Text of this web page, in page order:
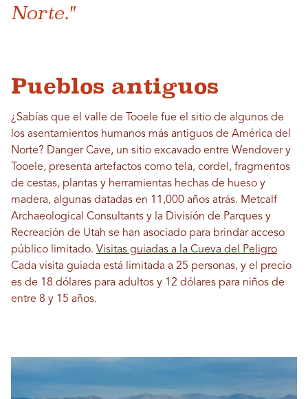
Norte."
Pueblos antiguos
¿Sabías que el valle de Tooele fue el sitio de algunos de
los asentamientos humanos más antiguos de América del
Norte? Danger Cave, un sitio excavado entre Wendover y
Tooele, presenta artefactos como tela, cordel, fragmentos
de cestas, plantas y herramientas hechas de hueso y
madera, algunas datadas en 11,000 años atrás. Metcalf
Archaeological Consultants y la División de Parques y
Recreación de Utah se han asociado para brindar acceso
público limitado. Visitas guiadas a la Cueva del Peligro
Cada visita guiada está limitada a 25 personas, y el precio
es de 18 dólares para adultos y 12 dólares para niños de
entre 8 y 15 años.